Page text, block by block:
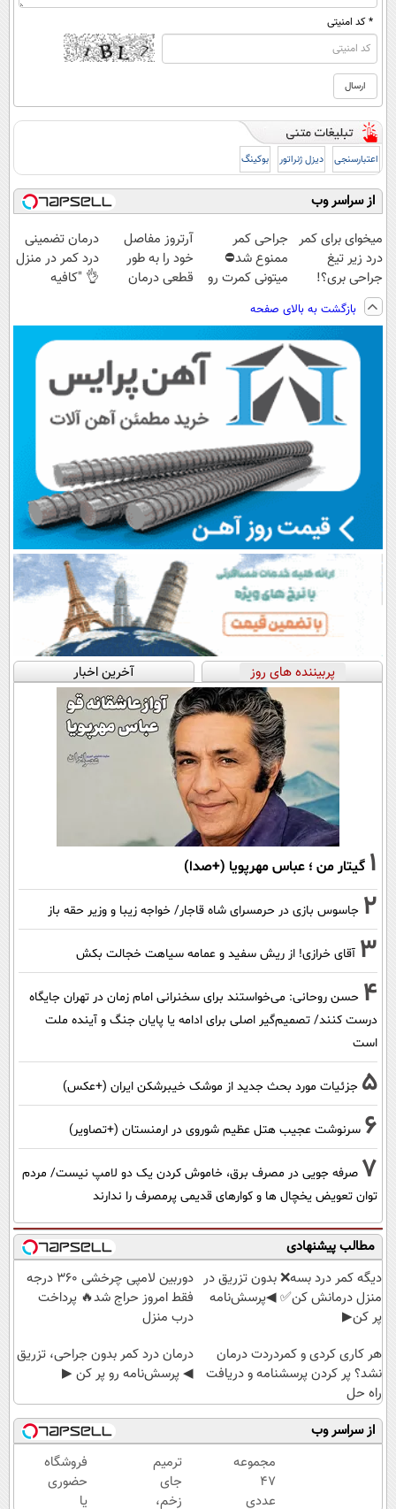
* کد امنیتی
اعتبارسنجی دیزل ژنراتور بوکینگ
از سراسر وب
میخوای برای کمر
درد زیر تیغ
جراحی بری؟!
◗پرسش‌نامه رو
پر کن◖
جراحی کمر
ممنوع شد⛔
میتونی کمرت رو
کنی! 👈🏻
پرسش‌نامه
آرتروز مفاصل
خود را به طور
قطعی درمان
درمان تضمینی
درد کمر در منزل
👌 "کافیه
بازگشت به بالای صفحه
پربیننده های روز آخرین اخبار
1 گیتار من ؛ عباس مهرپویا (+صدا)
2 جاسوس بازی در حرمسرای شاه قاجار/ خواجه زیبا و وزیر حقه باز
3 آقای خرازی! از ریش سفید و عمامه سیاهت خجالت بکش
4 حسن روحانی: می‌خواستند برای سخنرانی امام زمان در تهران جایگاه
درست کنند/ تصمیم‌گیر اصلی برای ادامه یا پایان جنگ و آینده ملت
است
5 جزئیات مورد بحث جدید از موشک خیبرشکن ایران (+عکس)
6 سرنوشت عجیب هتل عظیم شوروی در ارمنستان (+تصاویر)
7 صرفه جویی در مصرف برق، خاموش کردن یک دو لامپ نیست/ مردم
توان تعویض یخچال ها و کوارهای قدیمی پرمصرف را ندارند
مطالب پیشنهادی
دیگه کمر درد بسه❌ بدون تزریق در
منزل درمانش کن✅ ◀پرسش‌نامه
پر کن▶
دوربین لامپی چرخشی 360 درجه
فقط امروز حراج شد🔥 پرداخت
درب منزل
هر کاری کردی و کمردردت درمان
نشد؟ پر کردن پرسشنامه و دریافت
راه حل
درمان درد کمر بدون جراحی، تزریق
◀ پرسش‌نامه رو پر کن ▶
از سراسر وب
مجموعه
47
عددی
ترمیم
جای
زخم،
فروشگاه
حضوری
یا